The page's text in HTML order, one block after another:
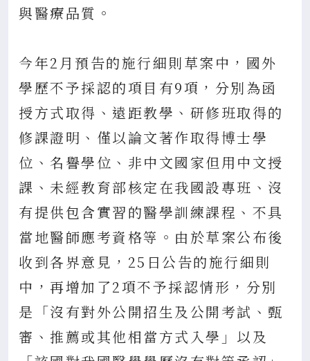
與醫療品質。
今年2月預告的施行細則草案中，國外
學歷不予採認的項目有9項，分別為函
授方式取得、遠距教學、研修班取得的
修課證明、僅以論文著作取得博士學
位、名譽學位、非中文國家但用中文授
課、未經教育部核定在我國設專班、沒
有提供包含實習的醫學訓練課程、不具
當地醫師應考資格等。由於草案公布後
收到各界意見，25日公告的施行細則
中，再增加了2項不予採認情形，分別
是「沒有對外公開招生及公開考試、甄
審、推薦或其他相當方式入學」以及